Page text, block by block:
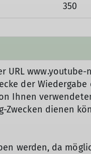
350
www.youtube-
der Wiedergabe
Ihnen
Zwecken dienen
werden, da